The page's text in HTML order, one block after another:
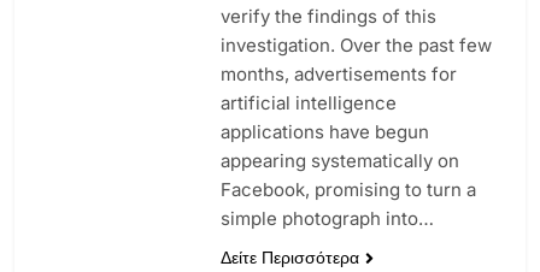
verify the findings of this
investigation. Over the past few
months, advertisements for
artificial intelligence
applications have begun
appearing systematically on
Facebook, promising to turn a
simple photograph into…
Δείτε Περισσότερα